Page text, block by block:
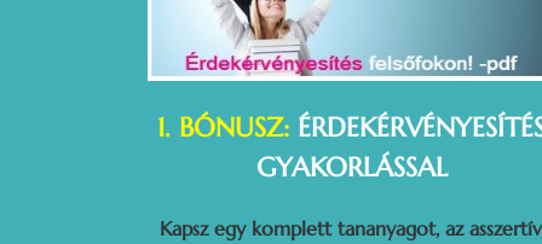
1. BÓNUSZ:
GYAKORLÁSSAL
Kapsz egy komplett tananyagot, az